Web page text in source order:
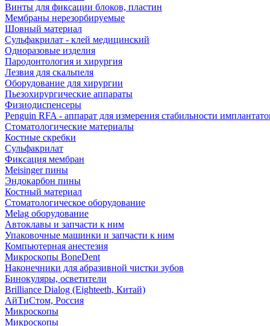
Винты для фиксации блоков, пластин
Мембраны нерезорбируемые
Шовный материал
Сульфакрилат - клей медицинский
Одноразовые изделия
Пародонтология и хирургия
Лезвия для скальпеля
Оборудование для хирургии
Пьезохирургические аппараты
Физиодиспенсеры
Penguin RFA - аппарат для измерения стабильности
Стоматологические материалы
Костные скребки
Сульфакрилат
Фиксация мембран
Meisinger пины
Эндокарбон пины
Костный материал
Стоматологическое оборудование
Melag оборудование
Автоклавы и запчасти к ним
Упаковочные машинки и запчасти к ним
Компьютерная анестезия
Микроскопы BoneDent
Наконечники для абразивной чистки зубов
Бинокуляры, осветители
Brilliance Dialog (Eighteeth, Китай)
АйТиСтом, Россия
Микроскопы
Микроскопы